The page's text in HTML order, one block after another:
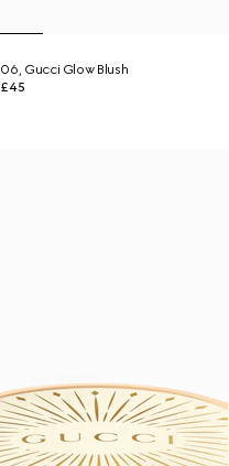
06, Gucci Glow Blush
£45